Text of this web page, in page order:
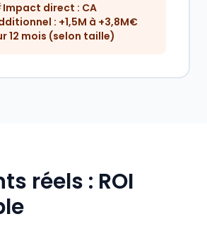
Impact direct : CA
: +1,5M à +3,8M€
12 mois (selon taille)
réels : ROI